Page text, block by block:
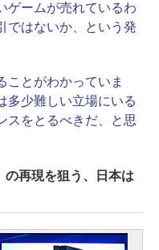
ゲームが売れているわ
ではないか、という発
とがわかっていま
多少難しい立場にいる
スをとるべきだ、と思
再現を狙う、日本は